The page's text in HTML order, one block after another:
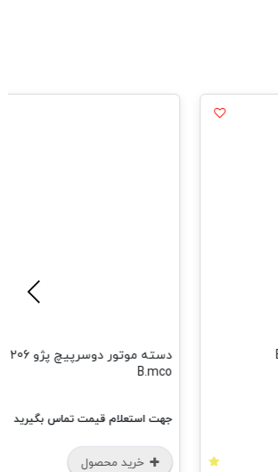
B.mco
جهت استعلام قیمت تماس بگیرید
خرید محصول